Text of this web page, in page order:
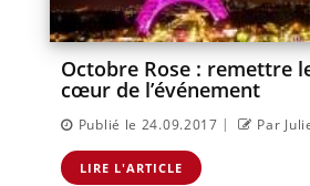
Octobre Rose : remettre
cœur de l’événement
Publié le 24.09.2017 | Par
LIRE L'ARTICLE